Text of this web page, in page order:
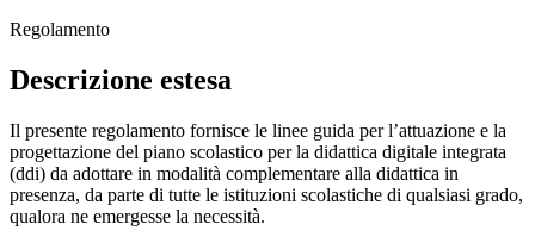
Regolamento
Descrizione estesa
Il presente regolamento fornisce le linee guida per l’attuazione e la
progettazione del piano scolastico per la didattica digitale integrata
(ddi) da adottare in modalità complementare alla didattica in
presenza, da parte di tutte le istituzioni scolastiche di qualsiasi grado,
qualora ne emergesse la necessità.